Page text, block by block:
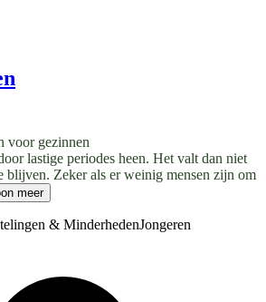
voor gezinnen
lastige periodes heen. Het valt dan niet
blijven. Zeker als er weinig mensen zijn om
meer
& MinderhedenJongeren